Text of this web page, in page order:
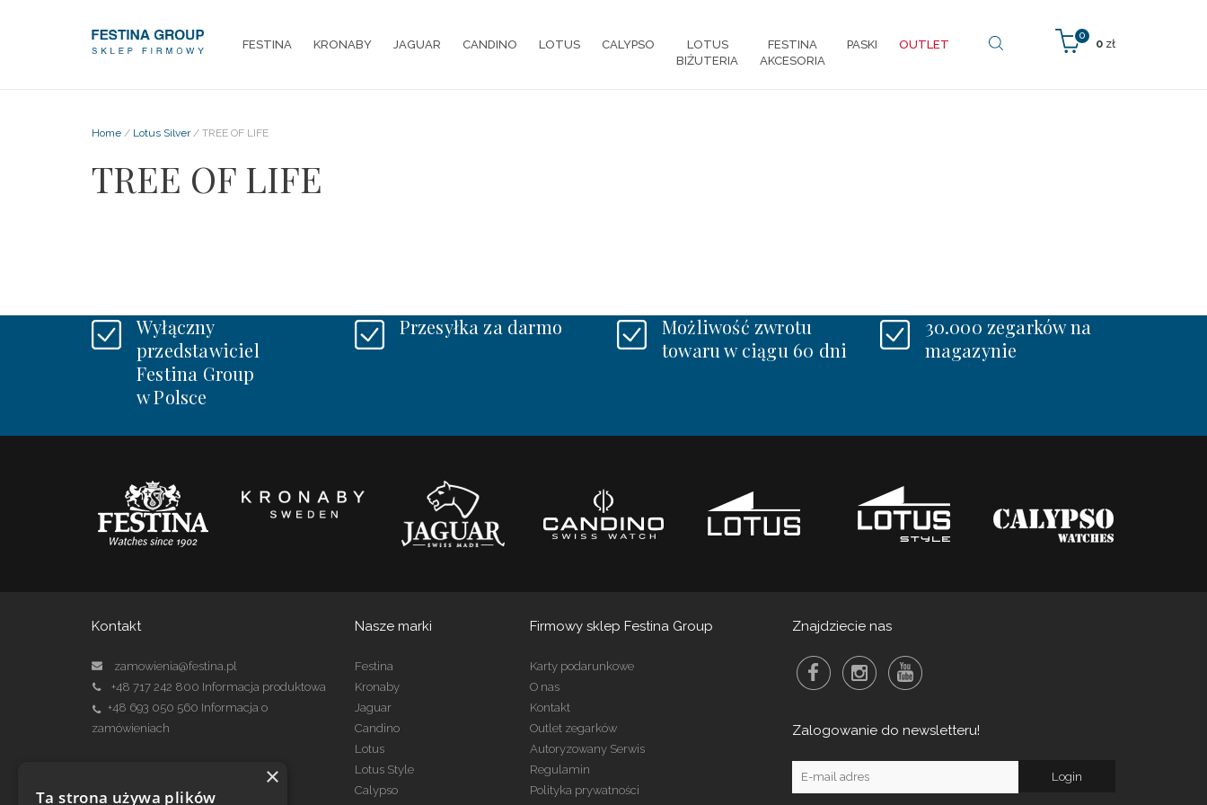
0
0 zł
FESTINA KRONABY JAGUAR CANDINO LOTUS CALYPSO
LOTUS
BIŻUTERIA
FESTINA
AKCESORIA
PASKI OUTLET
Home / Lotus Silver/ TREE OF LIFE
TREE OF LIFE
Wyłączny
przedstawiciel
Festina Group
w Polsce
Przesyłka za darmo
Możliwość zwrotu
towaru w ciągu 60 dni
30.000 zegarków na
magazynie
Kontakt
zamowienia@festina.pl
+48 717 242 800 Informacja produktowa
+48 693 050 560 Informacja o
zamówieniach
serwis@festina.pl
Nasze marki
Festina
Kronaby
Jaguar
Candino
Lotus
Lotus Style
Calypso
Firmowy sklep Festina Group
Karty podarunkowe
O nas
Kontakt
Outlet zegarków
Autoryzowany Serwis
Regulamin
Polityka prywatności
Znajdziecie nas
Zalogowanie do newsletteru!
×
Ta strona używa plików